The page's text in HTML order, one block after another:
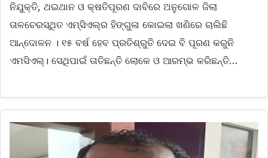
ନିଯୁକ୍ତି, ଥଇଥାନ ଓ କ୍ଷତିପୂରଣ ଦାବିରେ ଅନୁଗୋଳ ଜିଲା
ତାଳଚେରସ୍ଥିତ ଏମ୍‌ସିଏଲ୍‌ର ହିଙ୍ଗୁଳା କୋଇଲା ଖଣିରେ ଚାଲିଛି
ଆନ୍ଦୋଳନ । ୧୫ ବର୍ଷ ହେବ ପ୍ରତିଶ୍ରୁତି ଦେଇ ବି ପୂରଣ କରୁନି
ଏମସିଏଲ୍। ସେଥିପାଇଁ ତାତିଛନ୍ତି ଲୋକେ ଓ ଆରମ୍ଭ କରିଛନ୍ତି…